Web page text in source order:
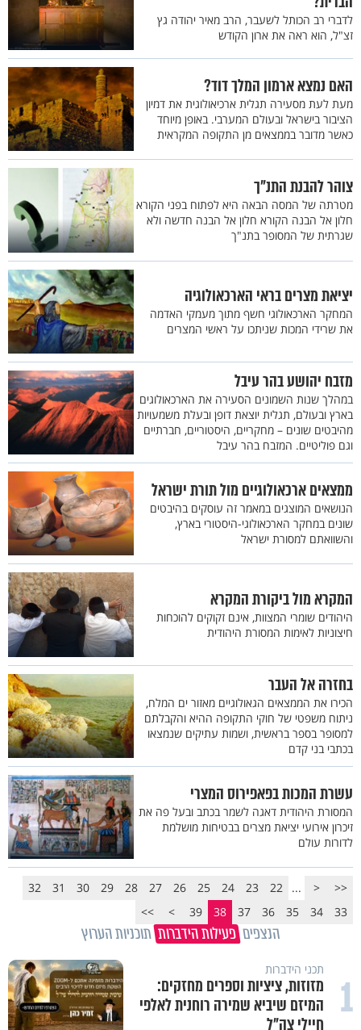
לדברי רב הכותל לשעבר, הרב מאיר יהודה גץ
זצ"ל, הוא ראה את ארון הקודש
האם נמצא ארמון המלך דוד?
מעת לעת מסעירה תגלית ארכיאולוגית את דמיון
הציבור בישראל ובעולם המערבי. באופן מיוחד
כאשר מדובר בממצאים מן התקופה המקראית
צוהר להבנת התנ"ך
מטרתה של המסה הבאה היא לפתוח בפני הקורא
חלון אל הבנה הקורא חלון אל הבנה חדשה ולא
שגרתית של המסופר בתנ"ך
יציאת מצרים בראי הארכאולוגיה
המחקר הארכאולוגי חשף מתוך מעמקי האדמה
את שרידי המכות שניתכו על ראשי המצרים
מזבח יהושע בהר עיבל
במהלך שנות השמונים הסעירה את הארכאולוגים
בארץ ובעולם, תגלית יוצאת דופן ובעלת משמעויות
מהיבטים שונים – מחקריים, היסטוריים, חברתיים
וגם פוליטיים. המזבח בהר עיבל
ממצאים ארכאולוגיים מול תורת ישראל
הנושאים המוצגים במאמר זה עוסקים בהיבטים
שונים במחקר הארכאולוגי-היסטורי בארץ,
והשוואתם למסורת ישראל
המקרא מול ביקורת המקרא
היהודים שומרי המצוות, אינם זקוקים להוכחות
חיצוניות לאימות המסורת היהודית
בחזרה אל העבר
הכירו את הממצאים הגאולוגיים מאזור ים המלח,
ניתוח משפטי של חוקי התקופה ההיא והקבלתם
למסופר בספר בראשית, ושמות עתיקים שנמצאו
בכתבי בני קדם
עשרת המכות בפאפירוס המצרי
המסורת היהודית דאגה לשמר בכתב ובעל פה את
זיכרון אירועי יציאת מצרים בבטיחות מושלמת
לדורות עולם
<<
<
...
22
23
24
25
26
27
28
29
30
31
32
33
34
35
36
37
38
39
>
>>
הנצפים פעילות הידברות תוכניות הערוץ
1 תכני הידברות
מזוזות, ציציות וספרים מחזקים:
המיזם שיביא שמירה רוחנית לאלפי
חיילי צה"ל